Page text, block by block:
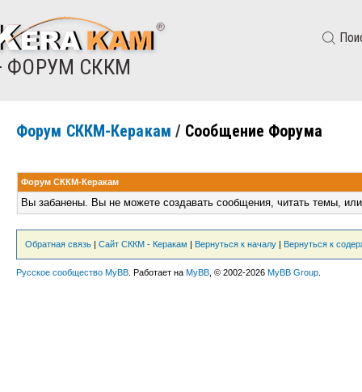
ФОРУМ СККМ
Форум СККМ-Керакам / Сообщение Форума
Форум СККМ-Керакам
Вы забанены. Вы не можете создавать сообщения, читать темы,
Обратная связь | Сайт СККМ - Керакам | Вернуться к началу | Вернуться к
Русское сообщество MyBB . Работает на MyBB , © 2002-2026 MyBB Group